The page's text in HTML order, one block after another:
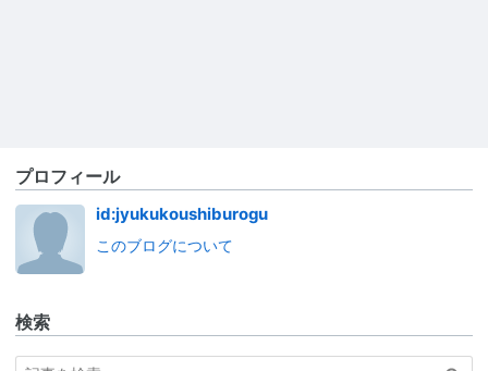
プロフィール
id:jyukukoushiburogu
このブログについて
検索